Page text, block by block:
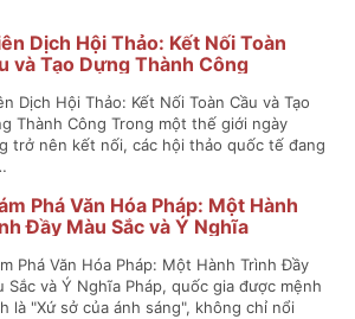
Dịch Hội Thảo: Kết Nối Toàn
và Tạo Dựng Thành Công
Dịch Hội Thảo: Kết Nối Toàn Cầu và Tạo
Thành Công Trong một thế giới ngày
trở nên kết nối, các hội thảo quốc tế đang
Phá Văn Hóa Pháp: Một Hành
Đầy Màu Sắc và Ý Nghĩa
Phá Văn Hóa Pháp: Một Hành Trình Đầy
Sắc và Ý Nghĩa Pháp, quốc gia được mệnh
là "Xứ sở của ánh sáng", không chỉ nổi